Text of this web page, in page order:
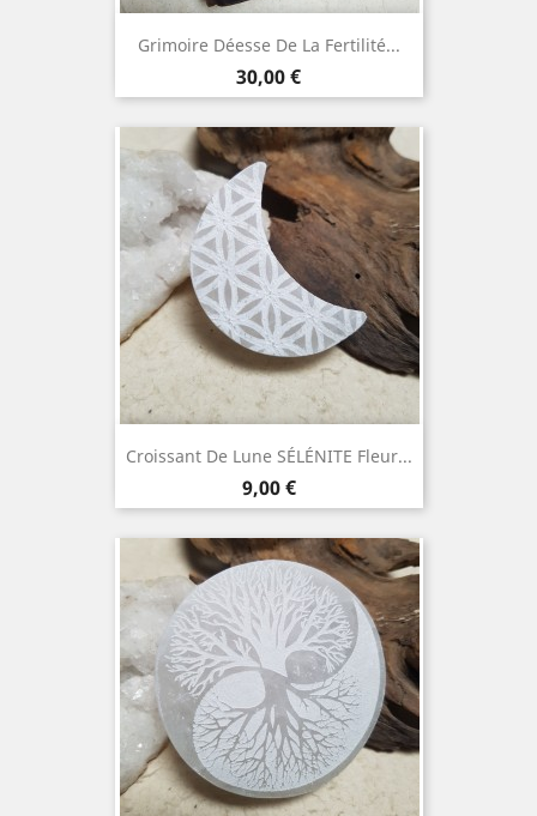
Grimoire Déesse De La Fertilité...
Prix
30,00 €
Croissant De Lune SÉLÉNITE Fleur...
Prix
9,00 €